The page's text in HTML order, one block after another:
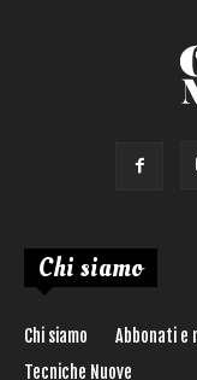
Chi siamo
Chi siamo Abbonati e
Tecniche Nuove